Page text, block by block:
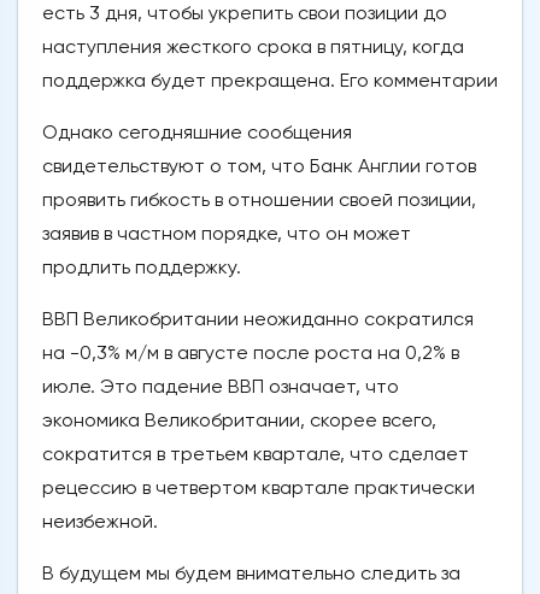
есть 3 дня, чтобы укрепить свои позиции до
наступления жесткого срока в пятницу, когда
поддержка будет прекращена. Его комментарии
Однако сегодняшние сообщения
свидетельствуют о том, что Банк Англии готов
проявить гибкость в отношении своей позиции,
заявив в частном порядке, что он может
продлить поддержку.
ВВП Великобритании неожиданно сократился
на -0,3% м/м в августе после роста на 0,2% в
июле. Это падение ВВП означает, что
экономика Великобритании, скорее всего,
сократится в третьем квартале, что сделает
рецессию в четвертом квартале практически
неизбежной.
В будущем мы будем внимательно следить за